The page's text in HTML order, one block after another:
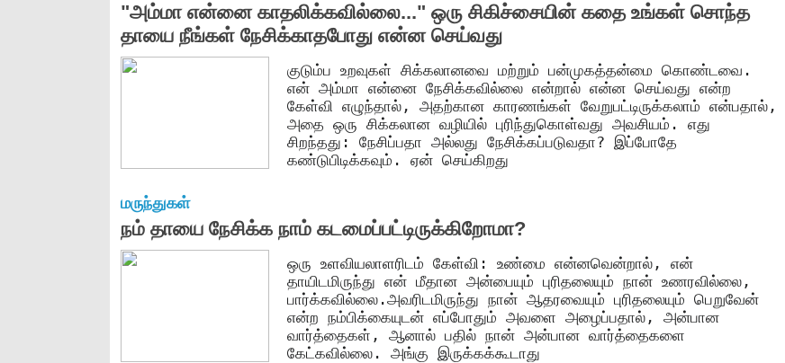
"அம்மா என்னை காதலிக்கவில்லை..." ஒரு சிகிச்சையின் கதை உங்கள் சொந்த
தாயை நீங்கள் நேசிக்காதபோது என்ன செய்வது
குடும்ப உறவுகள் சிக்கலானவை மற்றும் பன்முகத்தன்மை கொண்டவை.
என் அம்மா என்னை நேசிக்கவில்லை என்றால் என்ன செய்வது என்ற
கேள்வி எழுந்தால், அதற்கான காரணங்கள் வேறுபட்டிருக்கலாம் என்பதால்,
அதை ஒரு சிக்கலான வழியில் புரிந்துகொள்வது அவசியம். எது
சிறந்தது: நேசிப்பதா அல்லது நேசிக்கப்படுவதா? இப்போதே
கண்டுபிடிக்கவும். ஏன் செய்கிறது
மருந்துகள்
நம் தாயை நேசிக்க நாம் கடமைப்பட்டிருக்கிறோமா?
ஒரு உளவியலாளரிடம் கேள்வி: உண்மை என்னவென்றால், என்
தாயிடமிருந்து என் மீதான அன்பையும் புரிதலையும் நான் உணரவில்லை,
பார்க்கவில்லை.அவரிடமிருந்து நான் ஆதரவையும் புரிதலையும் பெறுவேன்
என்ற நம்பிக்கையுடன் எப்போதும் அவளை அழைப்பதால், அன்பான
வார்த்தைகள், ஆனால் பதில் நான் அன்பான வார்த்தைகளை
கேட்கவில்லை. அங்கு இருக்கக்கூடாது